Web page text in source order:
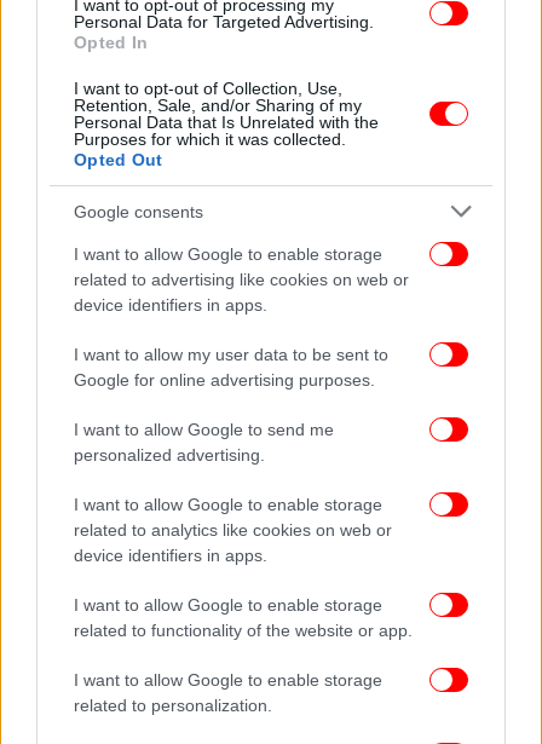
I want to opt-out of processing my
Personal Data for Targeted Advertising.
Opted In
I want to opt-out of Collection, Use,
Retention, Sale, and/or Sharing of my
Personal Data that Is Unrelated with the
Purposes for which it was collected.
Opted Out
Google consents
I want to allow Google to enable storage
related to advertising like cookies on web or
device identifiers in apps.
I want to allow my user data to be sent to
Google for online advertising purposes.
I want to allow Google to send me
personalized advertising.
I want to allow Google to enable storage
related to analytics like cookies on web or
device identifiers in apps.
I want to allow Google to enable storage
related to functionality of the website or app.
I want to allow Google to enable storage
related to personalization.
Συνεχίζονται οι πληρωμές πρώτης αρωγής προς
τους πλημμυροπαθείς - Στα 155 εκατ. ευρώ η
ενίσχυση
ΕΛΛΑΔΑ 08/02/2024 21:18
Νέες καταβολές πρώτης αρωγής σε
πλημμυροπαθείς: Μέχρι σήμερα 154 εκατ. ευρώ
σε πάνω από 45.000 αιτούντες